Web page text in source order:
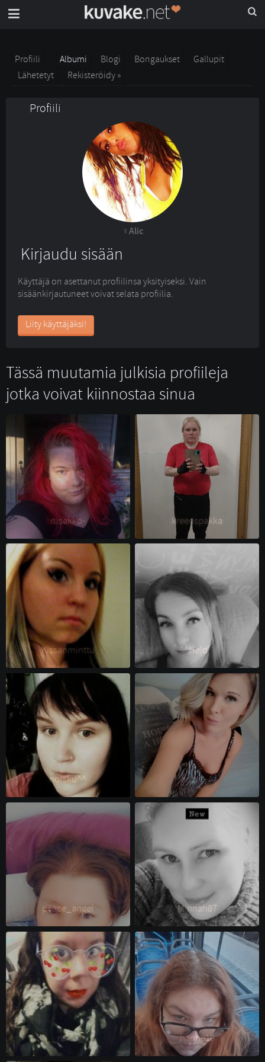
Profiili Albumi Blogi Bongaukset
Gallupit
Lähetetyt
Rekisteröidy »
Profiili
Alic
Kirjaudu sisään
Käyttäjä on asettanut profiilinsa yksityiseksi. Vain
sisäänkirjautuneet voivat selata profiilia.
Liity käyttäjäksi!
Tässä muutamia julkisia profiileja
jotka voivat kiinnostaa sinua
rusakko- kreenspakka
Kissanminttu ^^He|d|^
norsku^^ anzu^-^
peace_angel Minnah87
_rakas_ hanhe19